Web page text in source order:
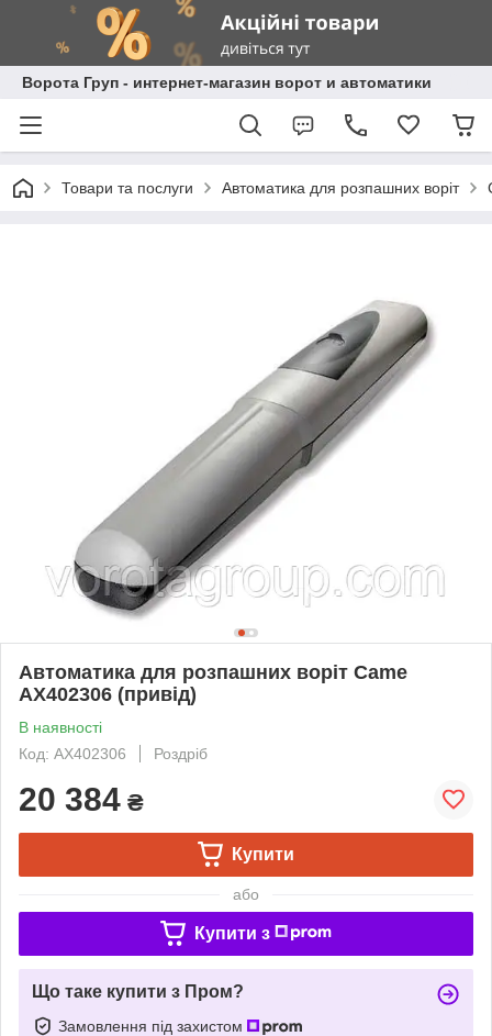
Ворота Груп - интернет-магазин ворот и автоматики
Товари та послуги Автоматика для розпашних воріт
Автоматика для розпашних воріт Came
AX402306 (привід)
В наявності
Код: AX402306
Роздріб
20 384 ₴
Купити
або
Купити з
Що таке купити з Пром?
Замовлення під захистом